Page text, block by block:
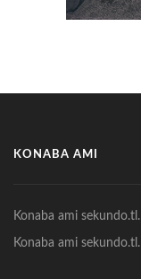
KONABA AMI
Konaba ami sekundo.tl.
Konaba ami sekundo.tl.